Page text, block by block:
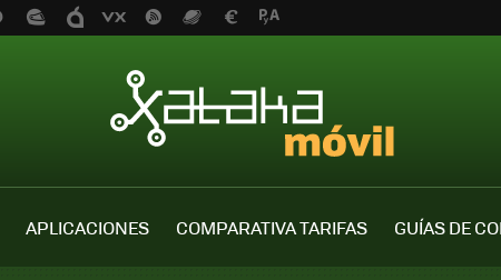
APLICACIONES COMPARATIVA TARIFAS
GUÍAS DE